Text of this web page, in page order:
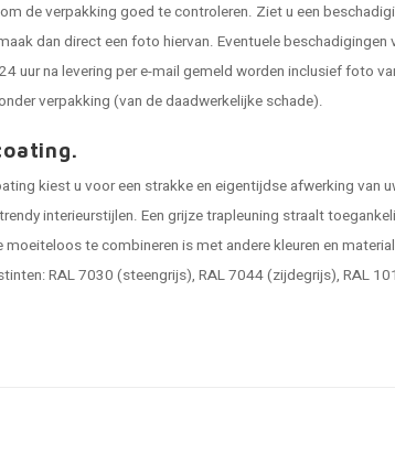
de verpakking goed te controleren. Ziet u een
dan direct een foto hiervan. Eventuele
uur na levering per e-mail gemeld worden inclusief foto
verpakking (van de daadwerkelijke schade).
kiest u voor een strakke en eigentijdse afwerking van
interieurstijlen. Een grijze trapleuning straalt
te combineren is met andere kleuren en
RAL 7030 (steengrijs), RAL 7044 (zijdegrijs), RAL